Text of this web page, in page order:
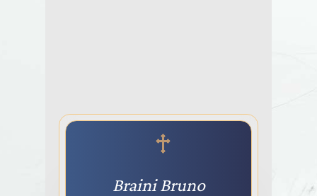
Braini Bruno